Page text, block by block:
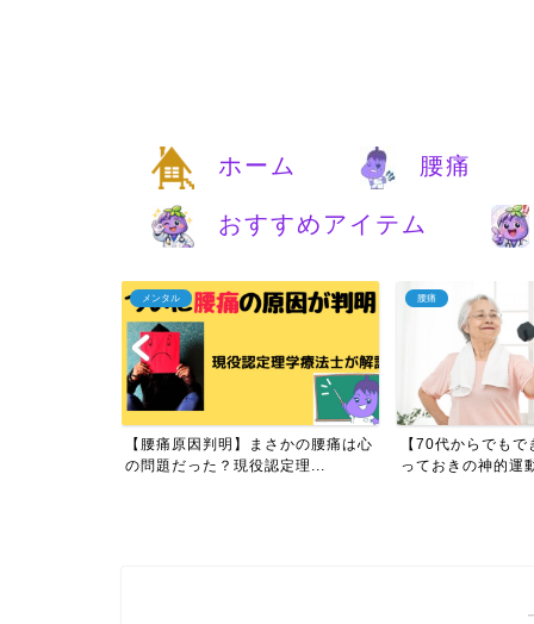
ホーム 腰痛
おすすめアイテム
メンタル
【腰痛原因判明】まさかの腰痛は心
の問題だった？現役認定理...
腰痛
【70代からでもで
っておきの神的運